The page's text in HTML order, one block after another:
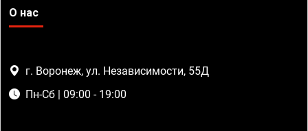
О нас
г. Воронеж, ул. Независимости, 55Д
Пн-Сб | 09:00 - 19:00